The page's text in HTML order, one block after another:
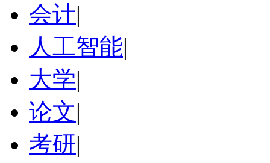
会计|
人工智能|
大学|
论文|
考研|